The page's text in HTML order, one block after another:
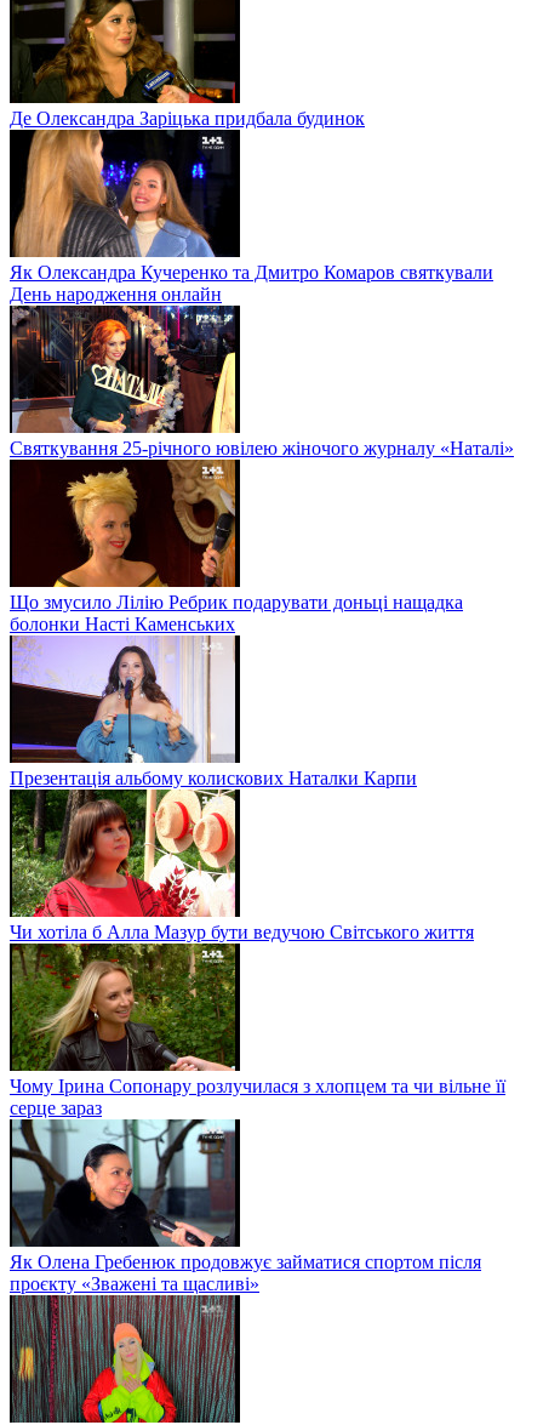
Де Олександра Заріцька придбала будинок
Як Олександра Кучеренко та Дмитро Комаров святкували
День народження онлайн
Святкування 25-річного ювілею жіночого журналу «Наталі»
Що змусило Лілію Ребрик подарувати доньці нащадка
болонки Насті Каменських
Презентація альбому колискових Наталки Карпи
Чи хотіла б Алла Мазур бути ведучою Світського життя
Чому Ірина Сопонару розлучилася з хлопцем та чи вільне її
серце зараз
Як Олена Гребенюк продовжує займатися спортом після
проєкту «Зважені та щасливі»